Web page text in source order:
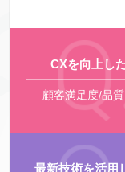
CXを向上し
顧客満足度/品
最新技術を活用